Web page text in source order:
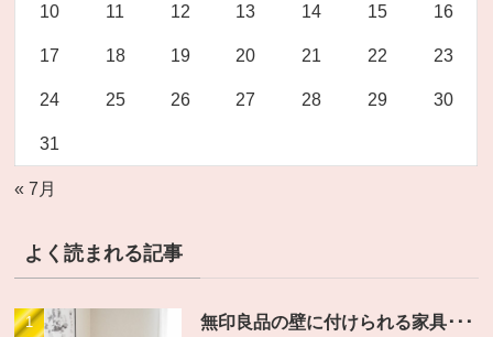
10 11 12 13 14 15 16
17 18 19 20 21 22 23
24 25 26 27 28 29 30
31
« 7月
よく読まれる記事
無印良品の壁に付けられる家具･･･